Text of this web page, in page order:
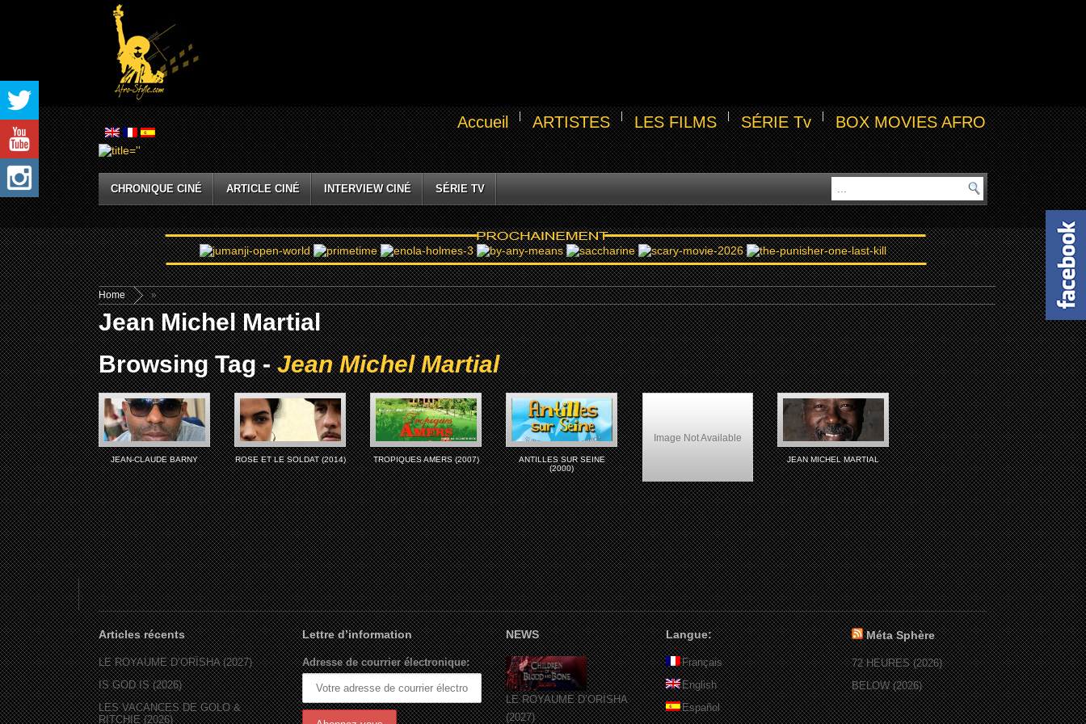
Accueil ARTISTES LES FILMS SÉRIE Tv BOX MOVIES AFRO
CHRONIQUE CINÉ ARTICLE CINÉ INTERVIEW CINÉ SÉRIE TV
Home »
Jean Michel Martial
Browsing Tag -Jean Michel Martial
JEAN-CLAUDE BARNY ROSE ET LE SOLDAT (2014) TROPIQUES AMERS (2007)
ANTILLES SUR SEINE
(2000)
Image Not Available
Sucre Amer (1998)
JEAN MICHEL MARTIAL
Articles récents
LE ROYAUME D’ORÏSHA (2027)
IS GOD IS (2026)
LES VACANCES DE GOLO &
RITCHIE (2026)
Lettre d’information
Adresse de courrier électronique:
NEWS
LE ROYAUME D’ORÏSHA
(2027)
Langue:
Français
English
Español
Méta Sphère
72 HEURES (2026)
BELOW (2026)